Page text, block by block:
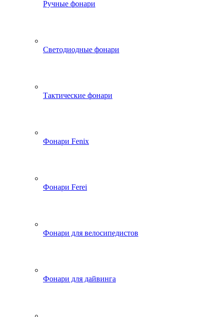
Ручные фонари
Светодиодные фонари
Тактические фонари
Фонари Fenix
Фонари Ferei
Фонари для велосипедистов
Фонари для дайвинга